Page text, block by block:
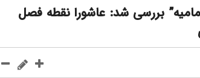
بررسی شد: عاشورا نقطه فصل